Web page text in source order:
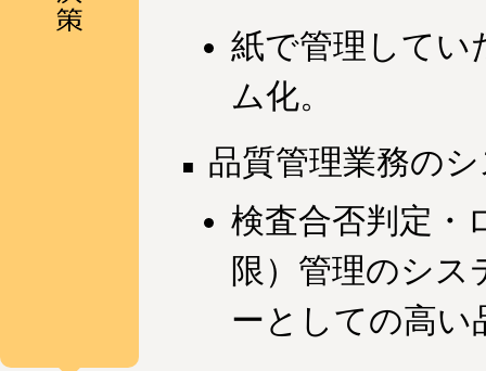
紙で管理してい
ム化。
品質管理業務の
検査合否判定・
限）管理のシス
ーとしての高い